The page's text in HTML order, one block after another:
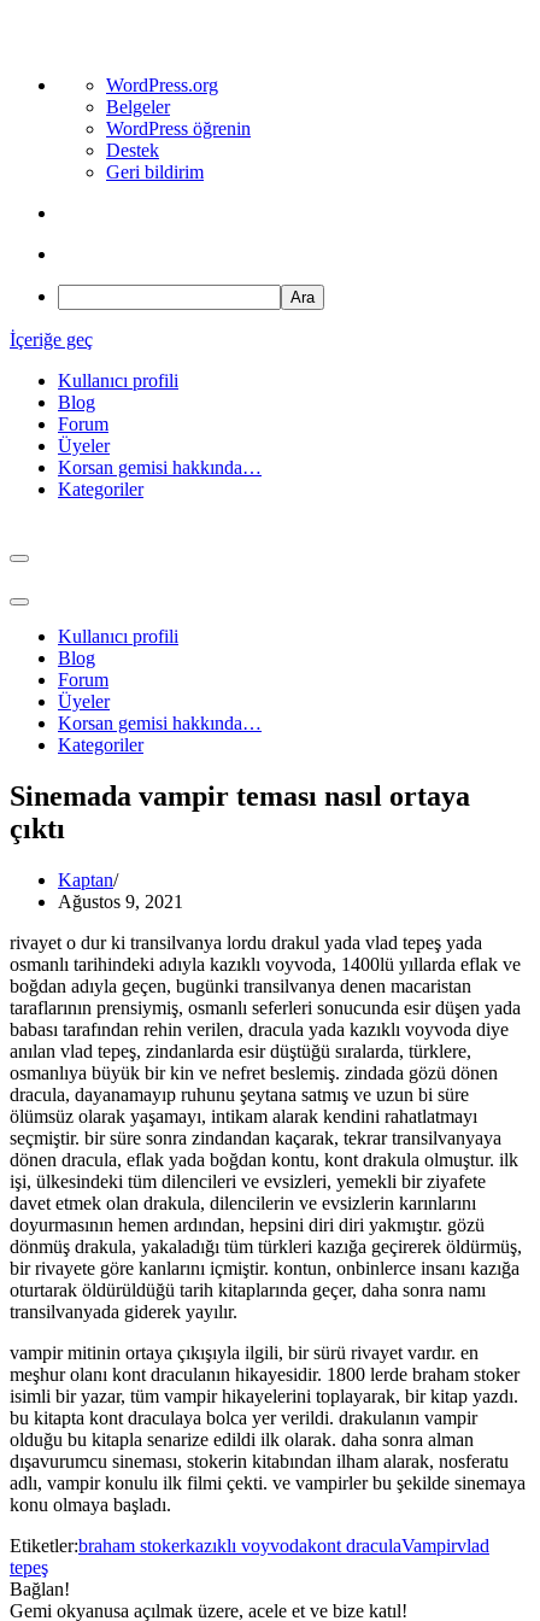
WordPress
hakkında
WordPress.org
Belgeler
WordPress öğrenin
Destek
Geri bildirim
Ara
İçeriğe geç
Kullanıcı profili
Blog
Forum
Üyeler
Korsan gemisi hakkında…
Kategoriler
Dolaşım
Dolaşım
menüsüKullanıcı profili
Blog
Forum
Üyeler
Korsan gemisi hakkında…
Kategoriler
Sinemada vampir teması nasıl ortaya
çıktı
Kaptan
Ağustos 9, 2021
rivayet o dur ki transilvanya lordu drakul yada vlad tepeş yada
osmanlı tarihindeki adıyla kazıklı voyvoda, 1400lü yıllarda eflak ve
boğdan adıyla geçen, bugünki transilvanya denen macaristan
taraflarının prensiymiş, osmanlı seferleri sonucunda esir düşen yada
babası tarafından rehin verilen, dracula yada kazıklı voyvoda diye
anılan vlad tepeş, zindanlarda esir düştüğü sıralarda, türklere,
osmanlıya büyük bir kin ve nefret beslemiş. zindada gözü dönen
dracula, dayanamayıp ruhunu şeytana satmış ve uzun bi süre
ölümsüz olarak yaşamayı, intikam alarak kendini rahatlatmayı
seçmiştir. bir süre sonra zindandan kaçarak, tekrar transilvanyaya
dönen dracula, eflak yada boğdan kontu, kont drakula olmuştur. ilk
işi, ülkesindeki tüm dilencileri ve evsizleri, yemekli bir ziyafete
davet etmek olan drakula, dilencilerin ve evsizlerin karınlarını
doyurmasının hemen ardından, hepsini diri diri yakmıştır. gözü
dönmüş drakula, yakaladığı tüm türkleri kazığa geçirerek öldürmüş,
bir rivayete göre kanlarını içmiştir. kontun, onbinlerce insanı kazığa
oturtarak öldürüldüğü tarih kitaplarında geçer, daha sonra namı
transilvanyada giderek yayılır.
vampir mitinin ortaya çıkışıyla ilgili, bir sürü rivayet vardır. en
meşhur olanı kont draculanın hikayesidir. 1800 lerde braham stoker
isimli bir yazar, tüm vampir hikayelerini toplayarak, bir kitap yazdı.
bu kitapta kont draculaya bolca yer verildi. drakulanın vampir
olduğu bu kitapla senarize edildi ilk olarak. daha sonra alman
dışavurumcu sineması, stokerin kitabından ilham alarak, nosferatu
adlı, vampir konulu ilk filmi çekti. ve vampirler bu şekilde sinemaya
konu olmaya başladı.
Etiketler:braham stokerkazıklı voyvodakont draculaVampirvlad
tepeş
Bağlan!
Gemi okyanusa açılmak üzere, acele et ve bize katıl!